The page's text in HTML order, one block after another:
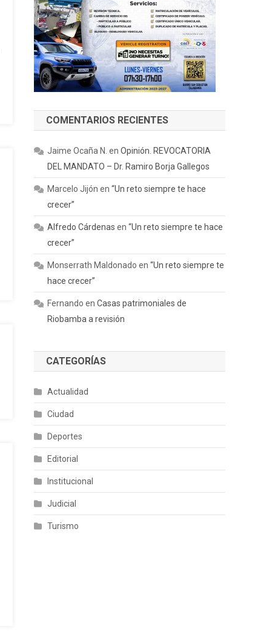
COMENTARIOS RECIENTES
Jaime Ocaña N. enOpinión. REVOCATORIA
DEL MANDATO – Dr. Ramiro Borja Gallegos
Marcelo Jijón en“Un reto siempre te hace
crecer”
Alfredo Cárdenas en“Un reto siempre te hace
crecer”
Monserrath Maldonado en“Un reto siempre te
hace crecer”
Fernando enCasas patrimoniales de
Riobamba a revisión
CATEGORÍAS
Actualidad
Ciudad
Deportes
Editorial
Institucional
Judicial
Turismo